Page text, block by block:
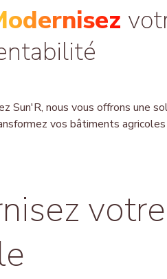
Sun'R, nous vous offronsune
vos bâtiments